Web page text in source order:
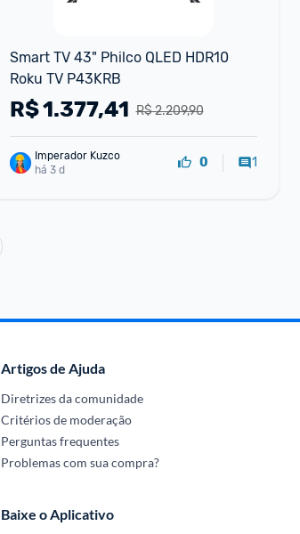
Smart TV 43" Philco QLED HDR10
Roku TV P43KRB
R$ 2.209,90
R$1.377,41
Imperador Kuzco
há 3 d
0 1
Artigos de Ajuda
Diretrizes da comunidade
Critérios de moderação
Perguntas frequentes
Problemas com sua compra?
Baixe o Aplicativo